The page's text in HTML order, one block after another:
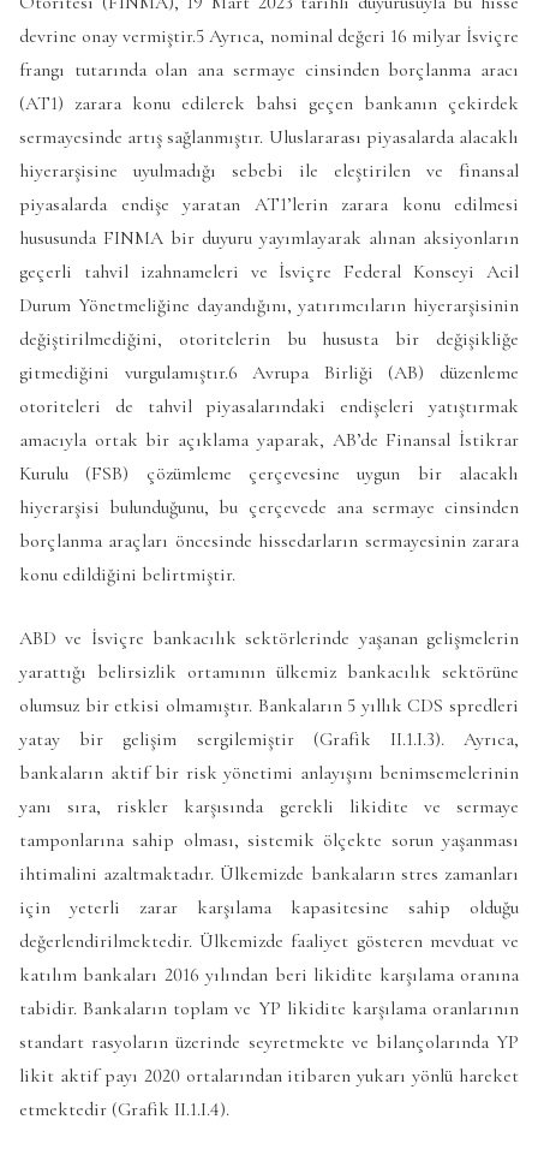
devrine onay vermiştir.5 Ayrıca, nominal değeri 16 milyar İsviçre
frangı tutarında olan ana sermaye cinsinden borçlanma aracı
(AT1) zarara konu edilerek bahsi geçen bankanın çekirdek
sermayesinde artış sağlanmıştır. Uluslararası piyasalarda alacaklı
hiyerarşisine uyulmadığı sebebi ile eleştirilen ve finansal
piyasalarda endişe yaratan AT1’lerin zarara konu edilmesi
hususunda FINMA bir duyuru yayımlayarak alınan aksiyonların
geçerli tahvil izahnameleri ve İsviçre Federal Konseyi Acil
Durum Yönetmeliğine dayandığını, yatırımcıların hiyerarşisinin
değiştirilmediğini, otoritelerin bu hususta bir değişikliğe
gitmediğini vurgulamıştır.6 Avrupa Birliği (AB) düzenleme
otoriteleri de tahvil piyasalarındaki endişeleri yatıştırmak
amacıyla ortak bir açıklama yaparak, AB’de Finansal İstikrar
Kurulu (FSB) çözümleme çerçevesine uygun bir alacaklı
hiyerarşisi bulunduğunu, bu çerçevede ana sermaye cinsinden
borçlanma araçları öncesinde hissedarların sermayesinin zarara
konu edildiğini belirtmiştir.
ABD ve İsviçre bankacılık sektörlerinde yaşanan gelişmelerin
yarattığı belirsizlik ortamının ülkemiz bankacılık sektörüne
olumsuz bir etkisi olmamıştır. Bankaların 5 yıllık CDS spredleri
yatay bir gelişim sergilemiştir (Grafik II.1.I.3). Ayrıca,
bankaların aktif bir risk yönetimi anlayışını benimsemelerinin
yanı sıra, riskler karşısında gerekli likidite ve sermaye
tamponlarına sahip olması, sistemik ölçekte sorun yaşanması
ihtimalini azaltmaktadır. Ülkemizde bankaların stres zamanları
için yeterli zarar karşılama kapasitesine sahip olduğu
değerlendirilmektedir. Ülkemizde faaliyet gösteren mevduat ve
katılım bankaları 2016 yılından beri likidite karşılama oranına
tabidir. Bankaların toplam ve YP likidite karşılama oranlarının
standart rasyoların üzerinde seyretmekte ve bilançolarında YP
likit aktif payı 2020 ortalarından itibaren yukarı yönlü hareket
etmektedir (Grafik II.1.I.4).